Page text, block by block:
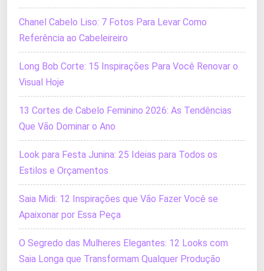
Chanel Cabelo Liso: 7 Fotos Para Levar Como
Referência ao Cabeleireiro
Long Bob Corte: 15 Inspirações Para Você Renovar o
Visual Hoje
13 Cortes de Cabelo Feminino 2026: As Tendências
Que Vão Dominar o Ano
Look para Festa Junina: 25 Ideias para Todos os
Estilos e Orçamentos
Saia Midi: 12 Inspirações que Vão Fazer Você se
Apaixonar por Essa Peça
O Segredo das Mulheres Elegantes: 12 Looks com
Saia Longa que Transformam Qualquer Produção